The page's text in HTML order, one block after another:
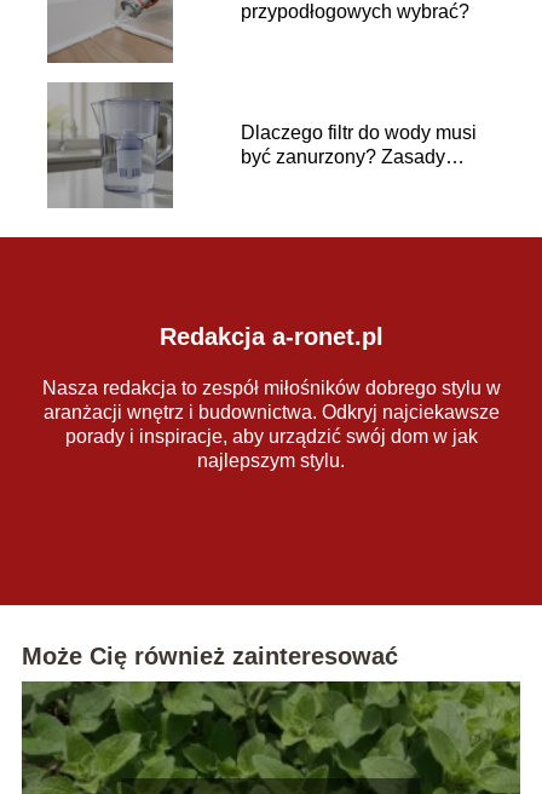
przypodłogowych wybrać?
Dlaczego filtr do wody musi
być zanurzony? Zasady
Redakcja a-ronet.pl
Nasza redakcja to zespół miłośników dobrego stylu w
aranżacji wnętrz i budownictwa. Odkryj najciekawsze
porady i inspiracje, aby urządzić swój dom w jak
najlepszym stylu.
Może Cię również zainteresować